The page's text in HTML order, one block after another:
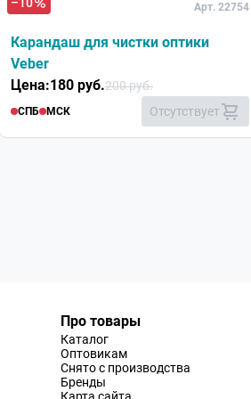
, вероятно , будет
завода , форма
присутствует .
Арт. 22754
Карандаш для чистки оптики
Veber
Цена:180 руб.200 руб.
СПБ МСК Отсутствует
Про товары
Каталог
Оптовикам
Снято с производства
Бренды